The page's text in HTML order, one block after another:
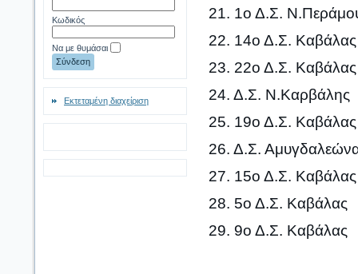
Κωδικός
Να με θυμάσαι
Εκτεταμένη διαχείριση
21. 1ο Δ.Σ.
22. 14ο Δ.Σ. Καβάλας
23. 22ο Δ.Σ. Καβάλας
24. Δ.Σ. Ν.Καρβάλης
25. 19ο Δ.Σ. Καβάλας
26. Δ.Σ.
27. 15ο Δ.Σ. Καβάλας
28. 5ο Δ.Σ. Καβάλας
29. 9ο Δ.Σ. Καβάλας